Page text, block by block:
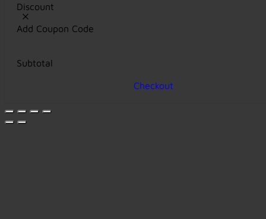
Discount
Add Coupon Code
Subtotal
Checkout